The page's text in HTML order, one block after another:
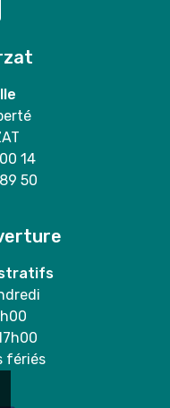
14
50
fériés